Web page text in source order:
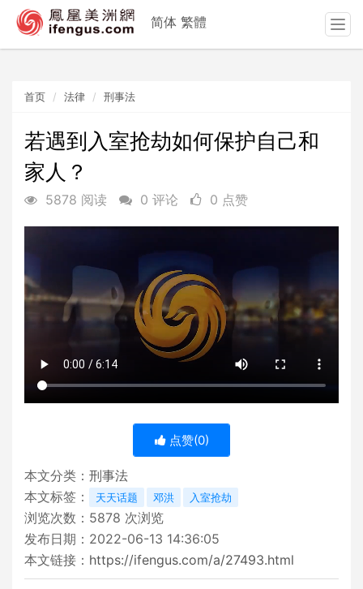
首页 法律 刑事法
若遇到入室抢劫如何保护自己和
家人？
5878 阅读 0 评论 0 点赞
点赞(0)
本文分类： 刑事法
本文标签：
天天话题 邓洪 入室抢劫
浏览次数： 5878 次浏览
发布日期：2022-06-13 14:36:05
本文链接： https://ifengus.com/a/27493.html
简体 繁體
T
o
a
n